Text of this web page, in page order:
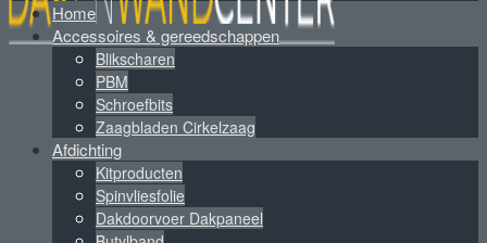
Home
Accessoires & gereedschappen
Blikscharen
PBM
Schroefbits
Zaagbladen Cirkelzaag
Afdichting
Kitproducten
Spinvliesfolie
Dakdoorvoer Dakpaneel